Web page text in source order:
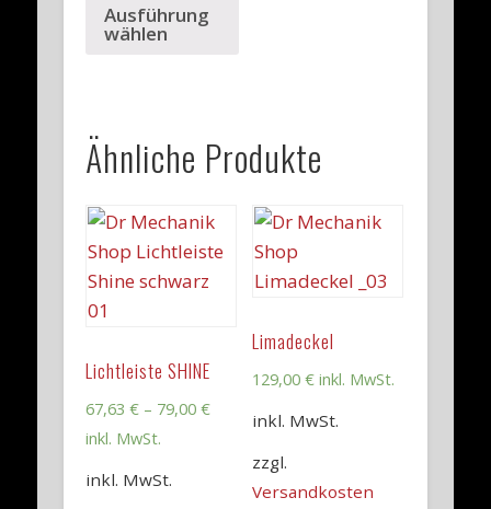
Ausführung
wählen
Ähnliche Produkte
Lichtleiste SHINE
67,63€ – 79,00€
inkl. MwSt.
inkl. MwSt.
Limadeckel
129,00 € inkl. MwSt.
inkl. MwSt.
zzgl.
Versandkosten